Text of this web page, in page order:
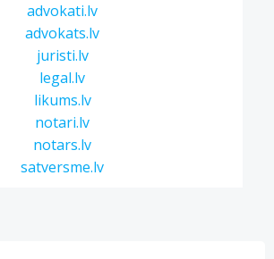
advokati.lv
advokats.lv
juristi.lv
legal.lv
likums.lv
notari.lv
notars.lv
satversme.lv